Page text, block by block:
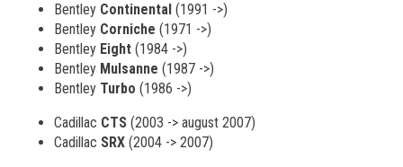
Bentley Continental (1991 ->)
Bentley Corniche (1971 ->)
Bentley Eight (1984 ->)
Bentley Mulsanne (1987 ->)
Bentley Turbo (1986 ->)
Cadillac CTS (2003 -> august 2007)
Cadillac SRX (2004 -> 2007)